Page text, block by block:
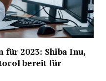
für 2023: Shiba Inu,
bereit für